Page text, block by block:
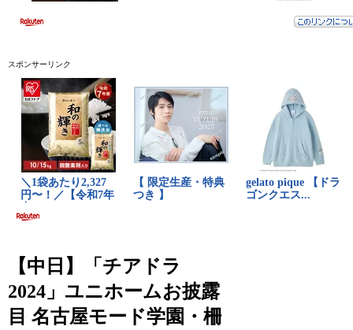
スポンサーリンク
【中日】「チアドラ
2024」ユニホームお披露
目 名古屋モード学園・柵